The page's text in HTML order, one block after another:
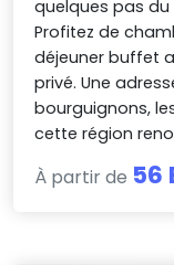
quelques pas
Profitez de
déjeuner buffet
privé. Une
bourguignons,
cette région
À partir de 56